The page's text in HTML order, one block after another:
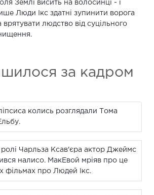
Землі висить на волосинці - і
Люди Ікс здатні зупинити ворога
врятувати людство від суцільного
за кадром
колись розглядали Тома
Чарльза Ксав'єра актор Джеймс
налисо. МакЕвой мріяв про це
фільмах про Людей Ікс.